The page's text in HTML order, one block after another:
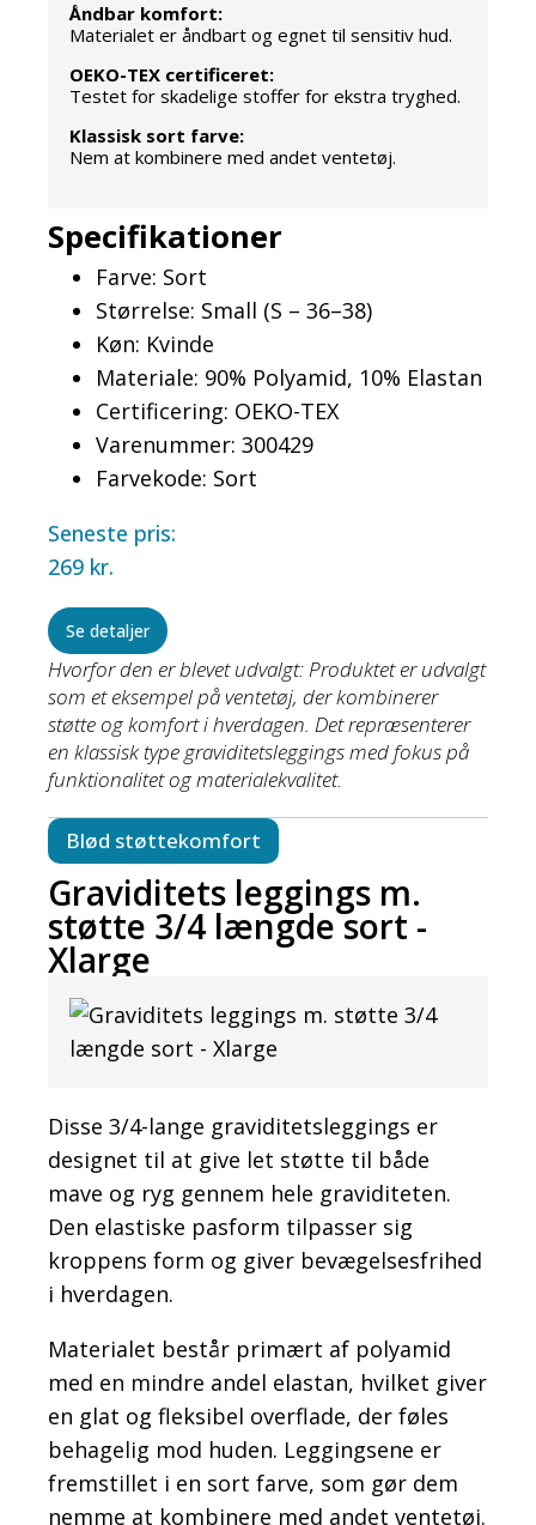
Hvorfor den er blevet udvalgt: Produktet er udvalgt
som et eksempel på ventetøj, der kombinerer
støtte og komfort i hverdagen. Det repræsenterer
en klassisk type graviditetsleggings med fokus på
funktionalitet og materialekvalitet.
Åndbar komfort:
Materialet er åndbart og egnet til sensitiv hud.
OEKO-TEX certificeret:
Testet for skadelige stoffer for ekstra tryghed.
Klassisk sort farve:
Nem at kombinere med andet ventetøj.
Specifikationer
Farve: Sort
Størrelse: Small (S – 36–38)
Køn: Kvinde
Materiale: 90% Polyamid, 10% Elastan
Certificering: OEKO-TEX
Varenummer: 300429
Farvekode: Sort
Seneste pris:
269 kr.
Se detaljer
Blød støttekomfort
Graviditets leggings m.
støtte 3/4 længde sort -
Xlarge
Disse 3/4-lange graviditetsleggings er
designet til at give let støtte til både
mave og ryg gennem hele graviditeten.
Den elastiske pasform tilpasser sig
kroppens form og giver bevægelsesfrihed
i hverdagen.
Materialet består primært af polyamid
med en mindre andel elastan, hvilket giver
en glat og fleksibel overflade, der føles
behagelig mod huden. Leggingsene er
fremstillet i en sort farve, som gør dem
nemme at kombinere med andet ventetøj.